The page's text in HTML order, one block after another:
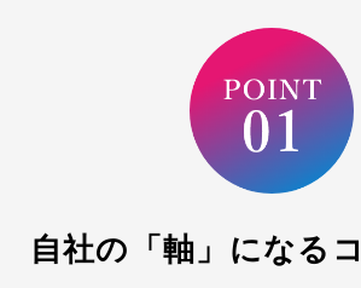
自社の「軸」になる